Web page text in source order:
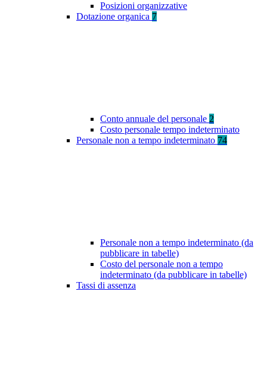
Posizioni organizzative
Dotazione organica 7
Conto annuale del personale 2
Costo personale tempo indeterminato
Personale non a tempo indeterminato 74
Personale non a tempo indeterminato (da
pubblicare in tabelle)
Costo del personale non a tempo
indeterminato (da pubblicare in tabelle)
Tassi di assenza